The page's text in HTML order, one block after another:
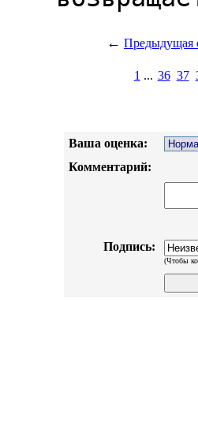
← Предыдущая
1 ... 36 37
Ваша оценка:
Комментарий:
Подпись:
(Чтобы